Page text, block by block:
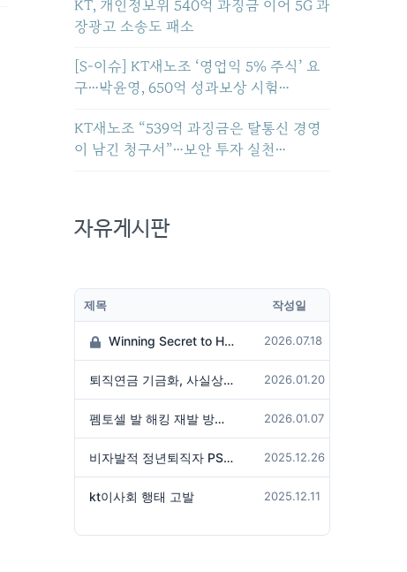
KT, 개인정보위 540억 과징금 이어 5G 과
장광고 소송도 패소
[S-이슈] KT새노조 ‘영업익 5% 주식’ 요
구…박윤영, 650억 성과보상 시험…
KT새노조 “539억 과징금은 탈통신 경영
이 남긴 청구서”…보안 투자 실천…
자유게시판
제목 작성일
Winning Secret to Hit the Jackpot! 2026.07.18
퇴직연금 기금화, 사실상 국가가 관리하겠다는 것인가? 2026.01.20
펨토셀 발 해킹 재발 방지 위해서는 2026.01.07
비자발적 정년퇴직자 PS성과급 미지급은 임금체불 아닌가? 2025.12.26
kt이사회 행태 고발 2025.12.11